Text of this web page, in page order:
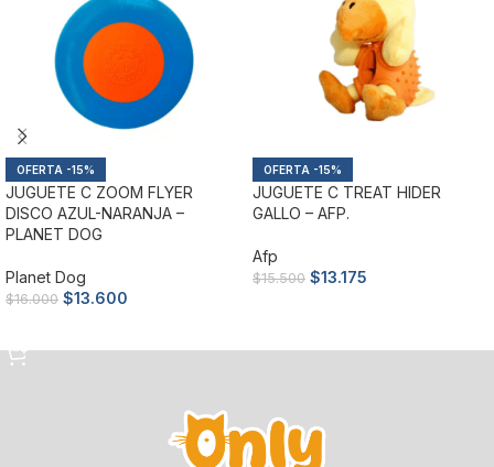
-15%
JUGUETE C ZOOM FLYER
DISCO AZUL-NARANJA –
PLANET DOG
Planet Dog
$16.000 $13.600
-15%
JUGUETE C TREAT HIDER
GALLO – AFP.
Afp
$15.500 $13.175